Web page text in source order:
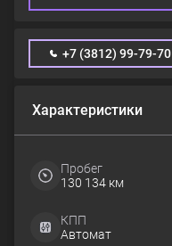
Характеристики
Пробег
130 134 км
КПП
Автомат
+7 (3812) 99-79-70